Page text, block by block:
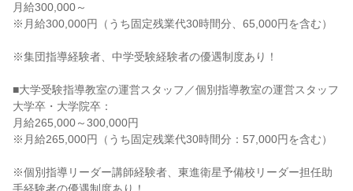
月給300,000～
※月給300,000円（うち固定残業代30時間分、65,000円を含む）
※集団指導経験者、中学受験経験者の優遇制度あり！
■大学受験指導教室の運営スタッフ／個別指導教室の運営スタッフ
大学卒・大学院卒：
月給265,000～300,000円
※月給265,000円（うち固定残業代30時間分：57,000円を含む）
※個別指導リーダー講師経験者、東進衛星予備校リーダー担任助